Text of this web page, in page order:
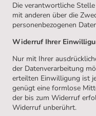
Die verantwortliche
mit anderen über die
personenbezogenen
Widerruf Ihrer
Nur mit Ihrer
der Datenverarbeitung
erteilten Einwilligung ist
genügt eine formlose
der bis zum Widerruf
Widerruf unberührt.